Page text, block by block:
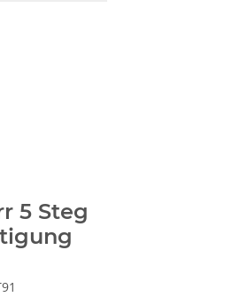
5 Steg